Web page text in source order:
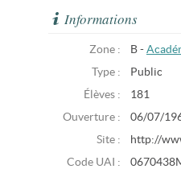
Informations
Zone : B -
Type :
Public
Élèves :
181
Ouverture :
06/07/
Site :
http://
Code UAI :